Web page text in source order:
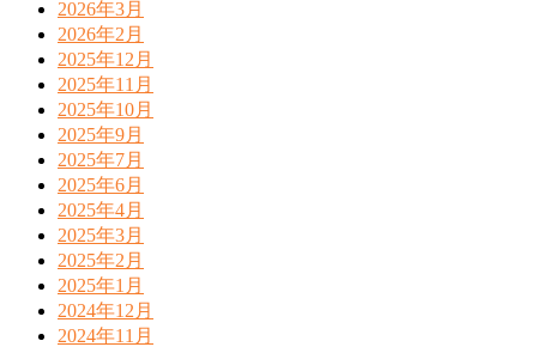
2026年3月
2026年2月
2025年12月
2025年11月
2025年10月
2025年9月
2025年7月
2025年6月
2025年4月
2025年3月
2025年2月
2025年1月
2024年12月
2024年11月